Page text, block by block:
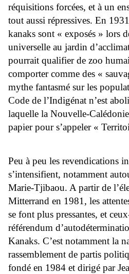
réquisitions forcées, et à un
tout aussi répressives. En
kanaks sont « exposés » lors
universelle au jardin
pourrait qualifier de zoo
comporter comme des «
mythe fantasmé sur les
Code de l’Indigénat n’est
laquelle la Nouvelle-
papier pour s’appeler «
Peu à peu les revendications
s’intensifient, notamment
Marie-Tjibaou. A partir de
Mitterrand en 1981, les
se font plus pressantes, et
référendum
Kanaks. C’est notamment la
rassemblement de partis
fondé en 1984 et dirigé par